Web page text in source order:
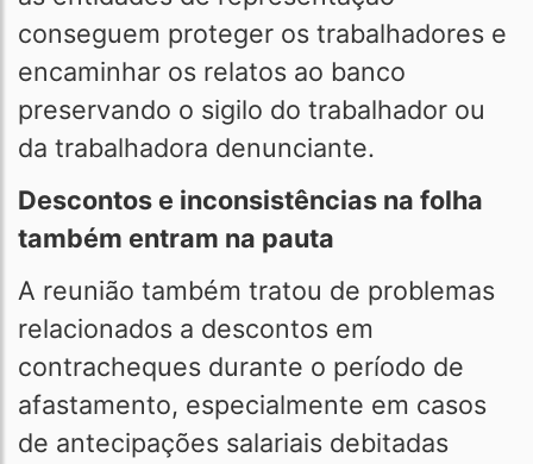
conseguem proteger os trabalhadores e
encaminhar os relatos ao banco
preservando o sigilo do trabalhador ou
da trabalhadora denunciante.
Descontos e inconsistências na folha
também entram na pauta
A reunião também tratou de problemas
relacionados a descontos em
contracheques durante o período de
afastamento, especialmente em casos
de antecipações salariais debitadas